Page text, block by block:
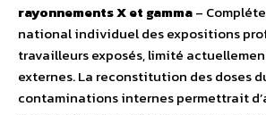
rayonnements X et gamma–
national individuel des expositions
travailleurs exposés, limité
externes. La reconstitution des doses
contaminations internes permettrait